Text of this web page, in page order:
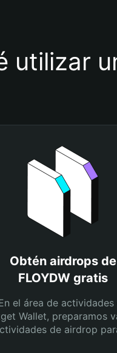
utilizar
Obtén airdrops de
FLOYDW gratis
el área de actividades
Wallet, preparamos
de airdrop